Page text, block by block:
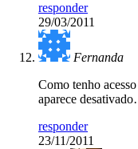
responder
29/03/2011
Fernanda
Como tenho
aparece
responder
23/11/2011